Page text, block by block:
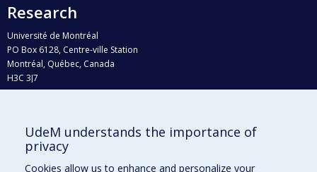
Research
Université de Montréal
PO Box 6128, Centre-ville Station
Montréal, Québec, Canada
H3C 3J7
Who does what?
Find us
UdeM understands the importance of
privacy
Cookies allow us to enhance and personalize your